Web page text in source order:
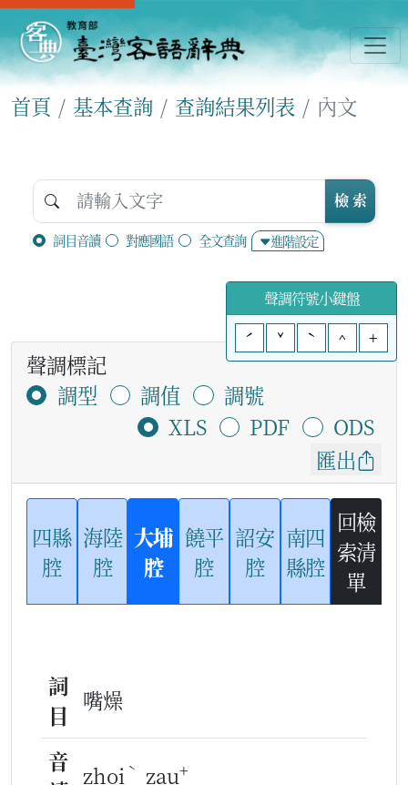
首頁 基本查詢 查詢結果列表 內文
詞目音讀 對應國語 全文查詢 進階設定
檢 索
聲調符號小鍵盤
ˊ
ˇ ˋ ^ +
聲調標記
調型
調值
調號
XLS
PDF
ODS
匯出
四縣
腔
海陸
腔
大埔
腔
饒平
腔
詔安
腔
南四
縣腔
回檢
索清
單
詞
目
嘴燥
音 zhoi ˋ zau+